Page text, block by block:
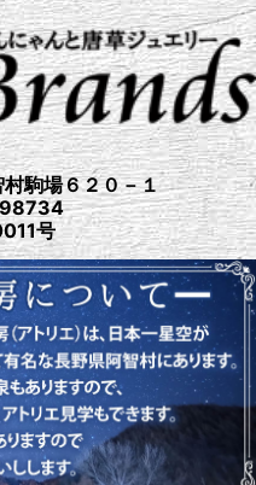
駒場６２０－１
号